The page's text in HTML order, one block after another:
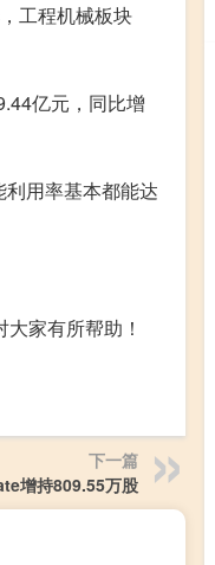
工程机械板块
亿元，同比增
用率基本都能达
家有所帮助！
下一篇
增持809.55万股